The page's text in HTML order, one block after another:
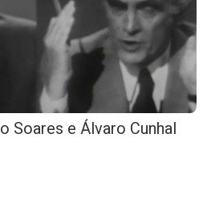
Soares e Álvaro Cunhal